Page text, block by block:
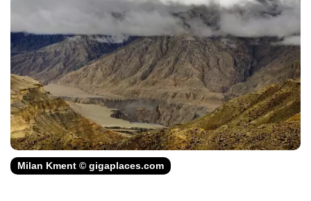
Milan Kment © gigaplaces.com